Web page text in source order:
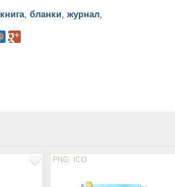
книга, бланки, журнал,
PNG ICO